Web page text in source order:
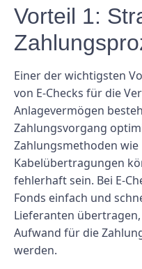
Vorteil 1:
Einer der wichtigsten
von E-Checks für die
Anlagevermögen
Zahlungsvorgang
Zahlungsmethoden
Kabelübertragungen
fehlerhaft sein. Bei E-
Fonds einfach und
Lieferanten
Aufwand für die
werden.